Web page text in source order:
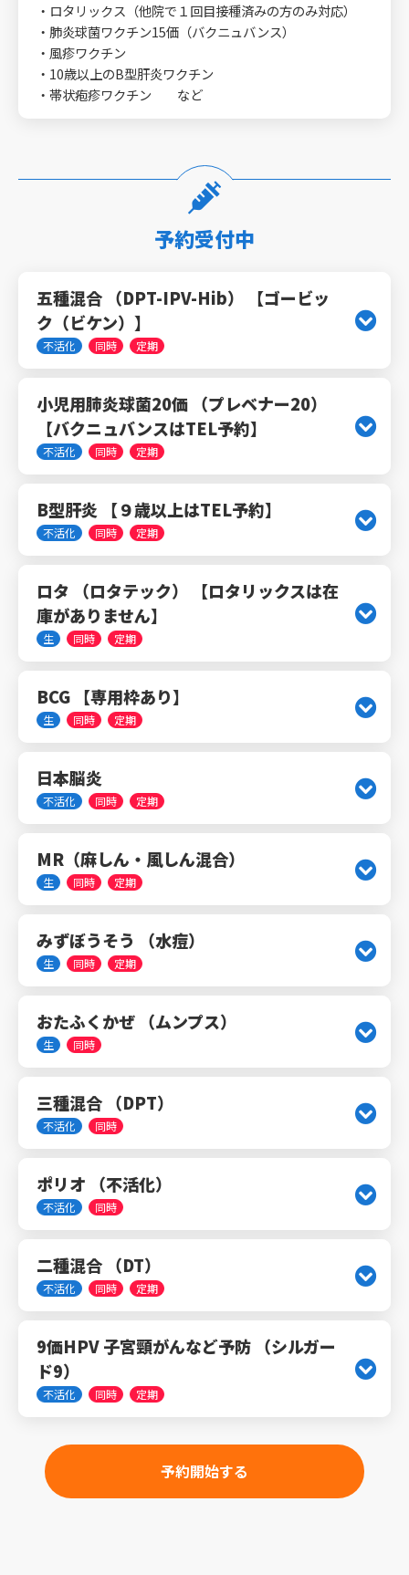
・ロタリックス（他院で１回目接種済みの方のみ対応）
・肺炎球菌ワクチン15価（バクニュバンス）
・風疹ワクチン
・10歳以上のB型肝炎ワクチン
・帯状疱疹ワクチン など
予約受付中
五種混合 （DPT-IPV-Hib） 【ゴービッ
ク（ビケン）】
不活化 同時 定期
小児用肺炎球菌20価 （プレベナー20）
【バクニュバンスはTEL予約】
不活化 同時 定期
B型肝炎 【９歳以上はTEL予約】
不活化 同時 定期
ロタ （ロタテック） 【ロタリックスは在
庫がありません】
生 同時 定期
BCG 【専用枠あり】
生 同時 定期
日本脳炎
不活化 同時 定期
MR（麻しん・風しん混合）
生 同時 定期
みずぼうそう （水痘）
生 同時 定期
おたふくかぜ （ムンプス）
生 同時
三種混合 （DPT）
不活化 同時
ポリオ （不活化）
不活化 同時
二種混合 （DT）
不活化 同時 定期
9価HPV 子宮頸がんなど予防 （シルガー
ド9）
不活化 同時 定期
予約開始する